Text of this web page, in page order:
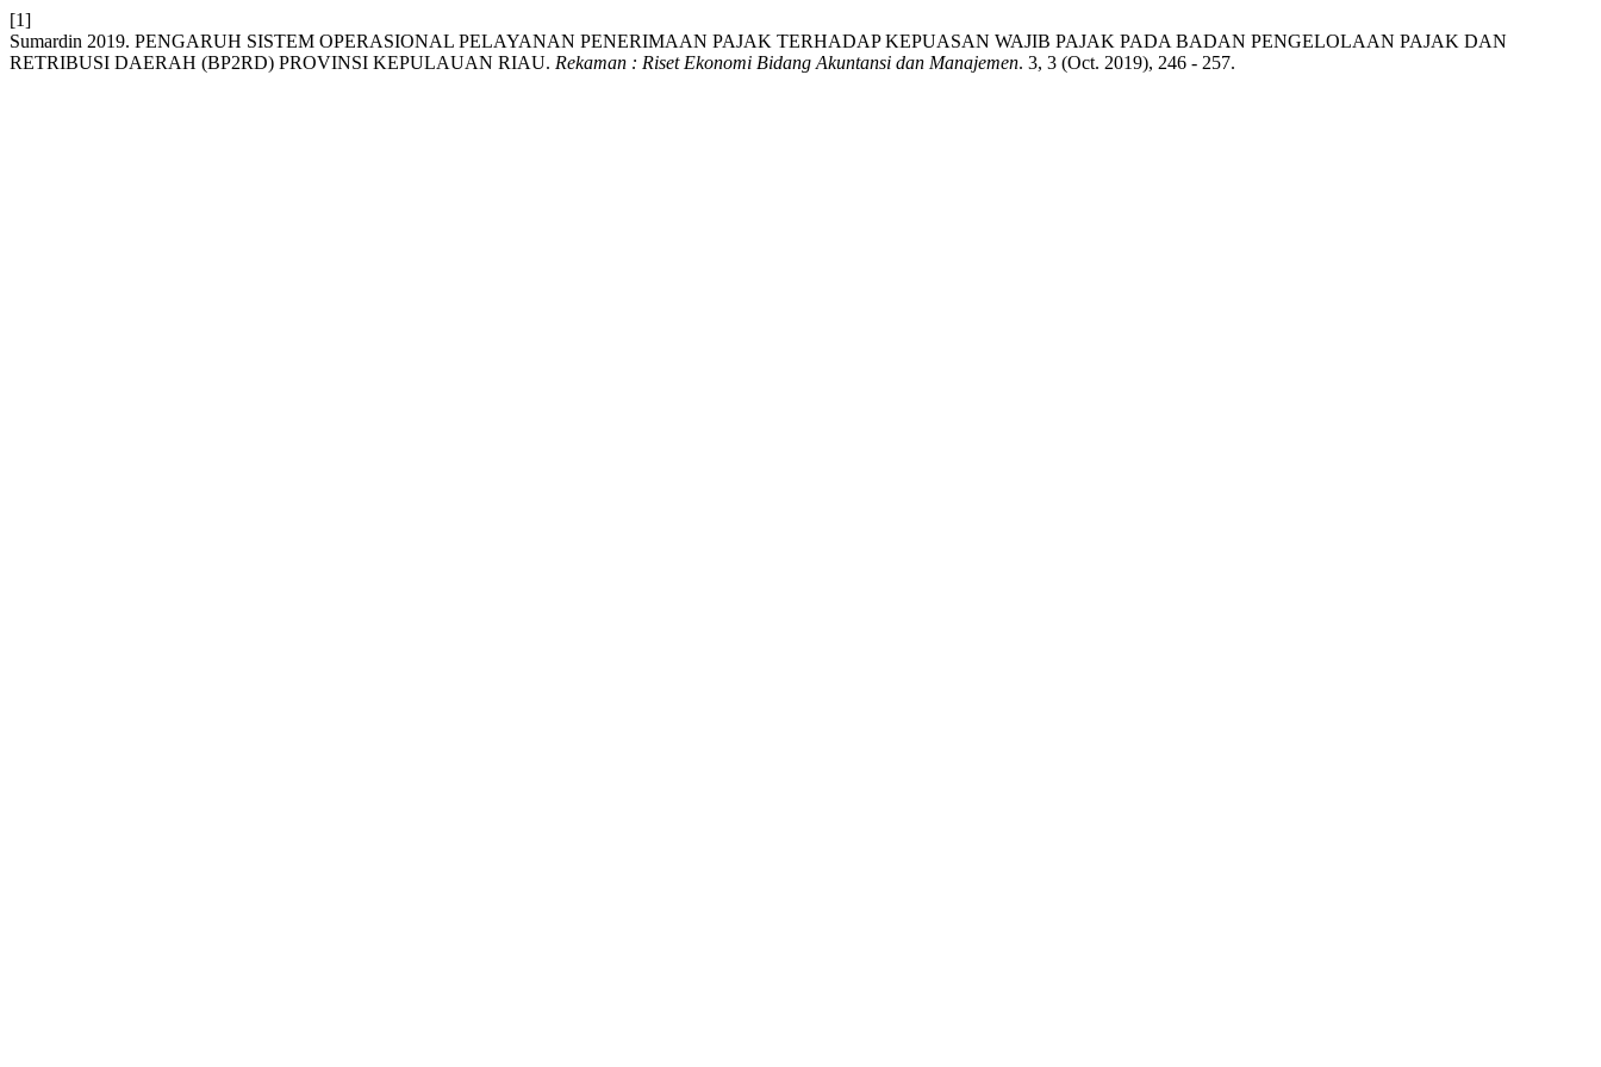
[1]
Sumardin 2019. PENGARUH SISTEM OPERASIONAL PELAYANAN PENERIMAAN PAJAK TERHADAP KEPUASAN WAJIB PAJAK PADA BADAN PENGELOLAAN PAJAK DAN
RETRIBUSI DAERAH (BP2RD) PROVINSI KEPULAUAN RIAU. Rekaman : Riset Ekonomi Bidang Akuntansi dan Manajemen. 3, 3 (Oct. 2019), 246 - 257.